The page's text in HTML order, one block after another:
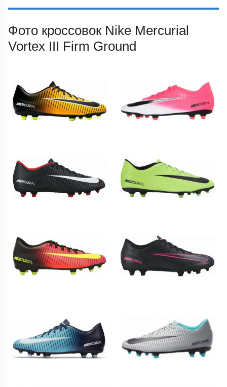
Фото кроссовок Nike Mercurial
Vortex III Firm Ground